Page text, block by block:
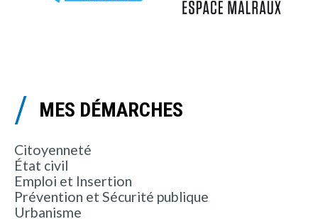
MES DÉMARCHES
Citoyenneté
État civil
Emploi et Insertion
Prévention et Sécurité publique
Urbanisme